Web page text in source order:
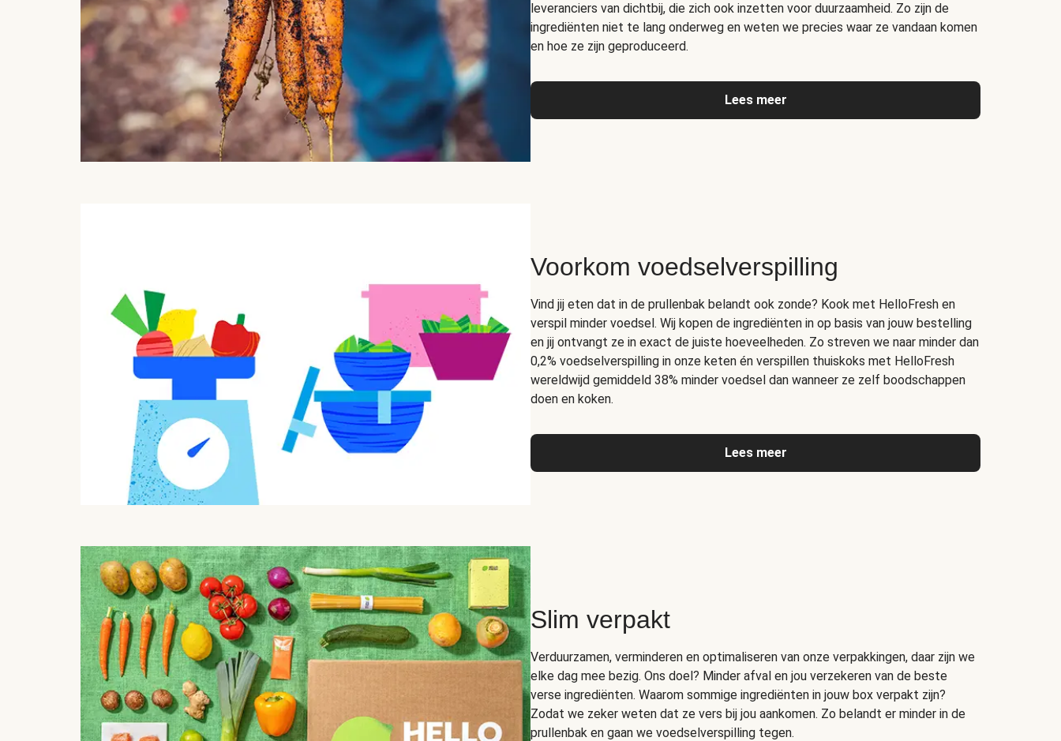
leveranciers van dichtbij, die zich ook inzetten voor duurzaamheid. Zo zijn de
ingrediënten niet te lang onderweg en weten we precies waar ze vandaan komen
en hoe ze zijn geproduceerd.
Lees meer
Voorkom voedselverspilling
Vind jij eten dat in de prullenbak belandt ook zonde? Kook met HelloFresh en
verspil minder voedsel. Wij kopen de ingrediënten in op basis van jouw bestelling
en jij ontvangt ze in exact de juiste hoeveelheden. Zo streven we naar minder dan
0,2% voedselverspilling in onze keten én verspillen thuiskoks met HelloFresh
wereldwijd gemiddeld 38% minder voedsel dan wanneer ze zelf boodschappen
doen en koken.
Lees meer
Slim verpakt
Verduurzamen, verminderen en optimaliseren van onze verpakkingen, daar zijn we
elke dag mee bezig. Ons doel? Minder afval en jou verzekeren van de beste
verse ingrediënten. Waarom sommige ingrediënten in jouw box verpakt zijn?
Zodat we zeker weten dat ze vers bij jou aankomen. Zo belandt er minder in de
prullenbak en gaan we voedselverspilling tegen.